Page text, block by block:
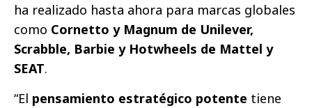
ha realizado hasta ahora para marcas globales
como Cornetto y Magnum de Unilever,
Scrabble, Barbie y Hotwheels de Mattel y
SEAT.
“El pensamiento estratégico potente tiene